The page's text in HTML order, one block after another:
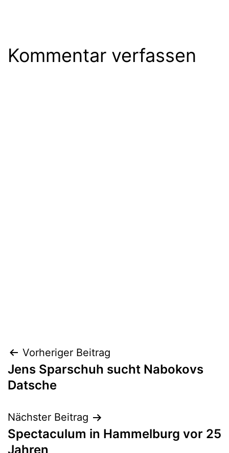
Kommentar verfassen
Beitragsnavigation
Vorheriger Beitrag
Jens Sparschuh sucht Nabokovs
Datsche
Nächster Beitrag
Spectaculum in Hammelburg vor 25
Jahren